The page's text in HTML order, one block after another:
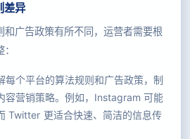
差异
和广告政策有所不同，运营者需要根
每个平台的算法规则和广告政策，制
容营销策略。例如，Instagram 可能
Twitter 更适合快速、简洁的信息传